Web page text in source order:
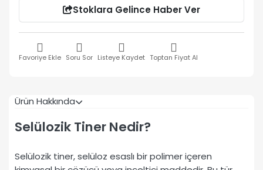
Stoklara Gelince Haber Ver
Favoriye Ekle Soru Sor Listeye Kaydet Toptan Fiyat Al
Ürün Hakkında
Selülozik Tiner Nedir?
Selülozik tiner, selüloz esaslı bir polimer içeren